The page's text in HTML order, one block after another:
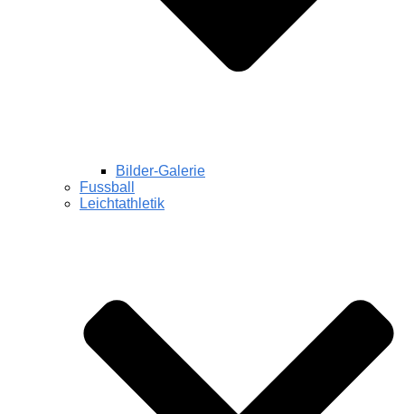
Bilder-Galerie
Fussball
Leichtathletik